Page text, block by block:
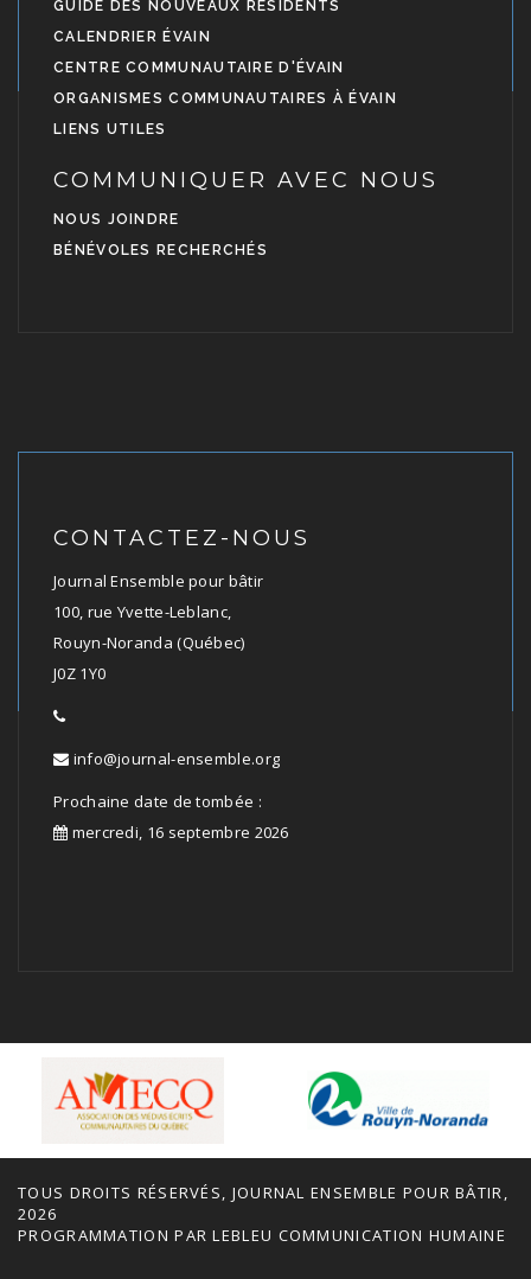
GUIDE DES NOUVEAUX RÉSIDENTS
CALENDRIER ÉVAIN
CENTRE COMMUNAUTAIRE D'ÉVAIN
ORGANISMES COMMUNAUTAIRES À ÉVAIN
LIENS UTILES
COMMUNIQUER AVEC NOUS
NOUS JOINDRE
BÉNÉVOLES RECHERCHÉS
CONTACTEZ-NOUS
Journal Ensemble pour bâtir
100, rue Yvette-Leblanc,
Rouyn-Noranda (Québec)
J0Z 1Y0
info@journal-ensemble.org
Prochaine date de tombée :
mercredi, 16 septembre 2026
TOUS DROITS RÉSERVÉS, JOURNAL ENSEMBLE POUR BÂTIR,
2026
PROGRAMMATION PAR LEBLEU COMMUNICATION HUMAINE